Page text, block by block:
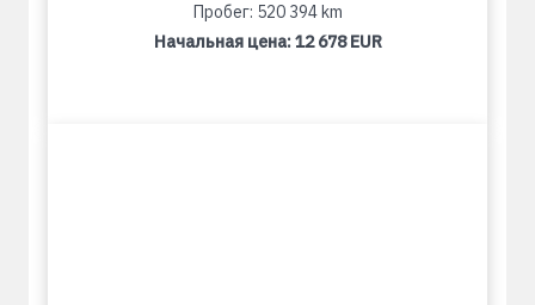
Пробег: 520 394 km
Начальная цена:12 678 EUR